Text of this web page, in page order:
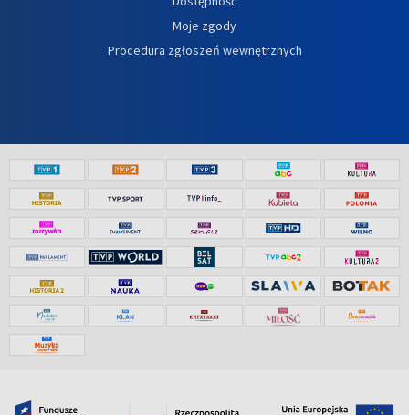
Moje zgody
Procedura zgłoszeń wewnętrznych